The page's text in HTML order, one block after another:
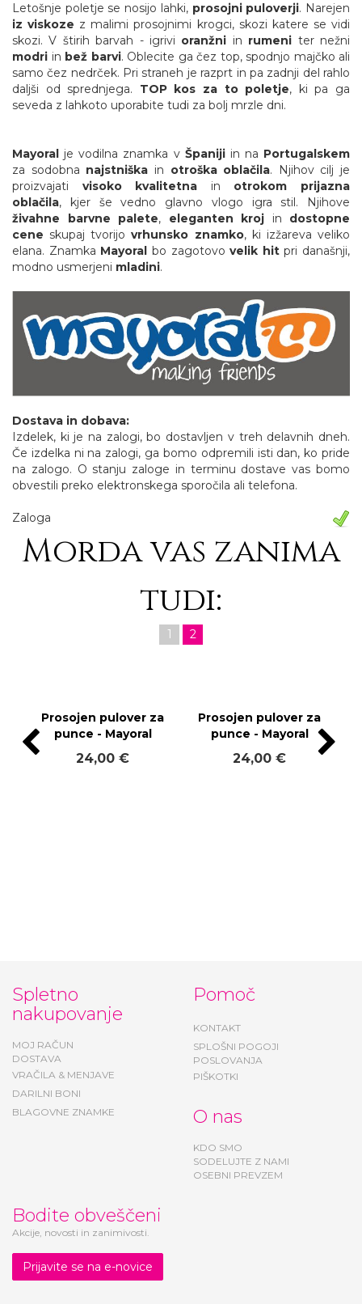
Letošnje poletje se nosijo lahki, prosojni puloverji. Narejen
iz viskoze z malimi prosojnimi krogci, skozi katere se vidi
skozi. V štirih barvah - igrivi oranžni in rumeni ter nežni
modri in bež barvi. Oblecite ga čez top, spodnjo majčko ali
samo čez nedrček. Pri straneh je razprt in pa zadnji del rahlo
daljši od sprednjega. TOP kos za to poletje, ki pa ga
seveda z lahkoto uporabite tudi za bolj mrzle dni.
Mayoral je vodilna znamka v Španijiin na Portugalskem
za sodobna najstniška in otroška oblačila. Njihov cilj je
proizvajati visoko kvalitetna in otrokom prijazna
oblačila, kjer še vedno glavno vlogo igra stil. Njihove
živahne
barvne palete, eleganten kroj in dostopne
cene skupaj tvorijovrhunsko znamko, ki izžareva veliko
elana. Znamka Mayoral bo zagotovovelik hitpri današnji,
modno usmerjeni mladini.
Dostava in dobava:
Izdelek, ki je na zalogi, bo dostavljen v treh delavnih dneh.
Če izdelka ni na zalogi, ga bomo odpremili isti dan, ko pride
na zalogo. O stanju zaloge in terminu dostave vas bomo
obvestili preko elektronskega sporočila ali telefona.
Zaloga
Morda vas zanima
tudi:
1 2
Spletno
nakupovanje
MOJ RAČUN
DOSTAVA
VRAČILA & MENJAVE
DARILNI BONI
BLAGOVNE ZNAMKE
Pomoč
KONTAKT
SPLOŠNI POGOJI
POSLOVANJA
PIŠKOTKI
O nas
KDO SMO
SODELUJTE Z NAMI
OSEBNI PREVZEM
Bodite obveščeni
Akcije, novosti in zanimivosti.
Prijavite se na e-novice